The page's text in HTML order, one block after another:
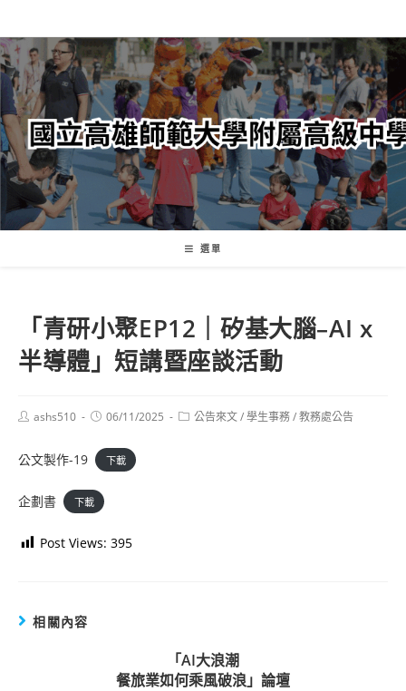
轉
至
主
內
容
選單
「青研小聚EP12｜矽基大腦–AI x
半導體」短講暨座談活動
Postashs510
Post06/11/2025
Post公告來文/學生事務/教務處公告
公文製作-19 下載
企劃書 下載
Post Views: 395
相關內容
「AI大浪潮
餐旅業如何乘風破浪」論壇